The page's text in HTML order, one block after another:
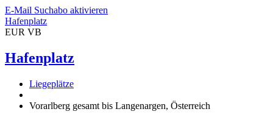
E-Mail Suchabo aktivieren
Hafenplatz
EUR VB
Hafenplatz
Liegeplätze
Vorarlberg gesamt bis Langenargen, Österreich